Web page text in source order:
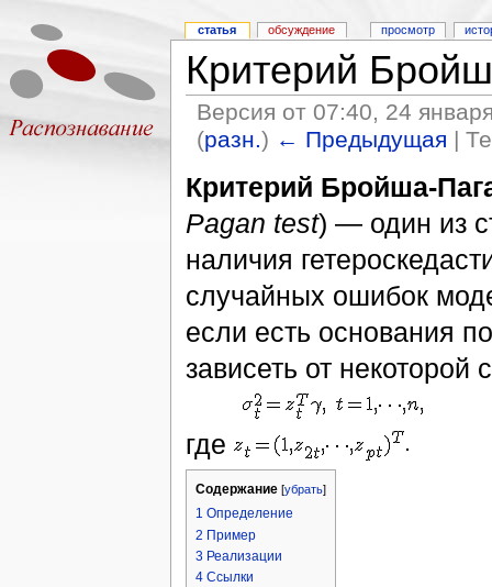
Критерий
Версия от 07:40, 24
(разн.) ← Предыдущая |
Критерий Бройша-
Pagan test) — один из
наличия
случайных ошибок
если есть основания
зависеть от
где
Содержание [убрать]
1 Определение
2 Пример
3 Реализации
4 Ссылки
статья обсуждение просмотр